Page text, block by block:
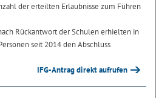
der erteilten Erlaubnisse zum Führen
Rückantwort der Schulen erhielten in
seit 2014 den Abschluss
IFG-Antrag direkt aufrufen